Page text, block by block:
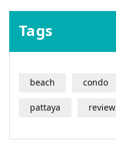
Tags
beach condo
pattaya
review